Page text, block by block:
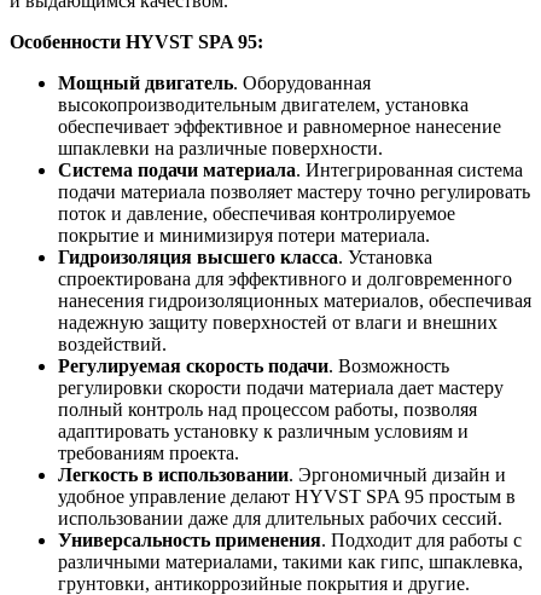
Особенности HYVST SPA 95:
Мощный двигатель. Оборудованная
высокопроизводительным двигателем, установка
обеспечивает эффективное и равномерное нанесение
шпаклевки на различные поверхности.
Система подачи материала. Интегрированная система
подачи материала позволяет мастеру точно регулировать
поток и давление, обеспечивая контролируемое
покрытие и минимизируя потери материала.
Гидроизоляция высшего класса. Установка
спроектирована для эффективного и долговременного
нанесения гидроизоляционных материалов, обеспечивая
надежную защиту поверхностей от влаги и внешних
воздействий.
Регулируемая скорость подачи. Возможность
регулировки скорости подачи материала дает мастеру
полный контроль над процессом работы, позволяя
адаптировать установку к различным условиям и
требованиям проекта.
Легкость в использовании. Эргономичный дизайн и
удобное управление делают HYVST SPA 95 простым в
использовании даже для длительных рабочих сессий.
Универсальность применения. Подходит для работы с
различными материалами, такими как гипс, шпаклевка,
грунтовки, антикоррозийные покрытия и другие.